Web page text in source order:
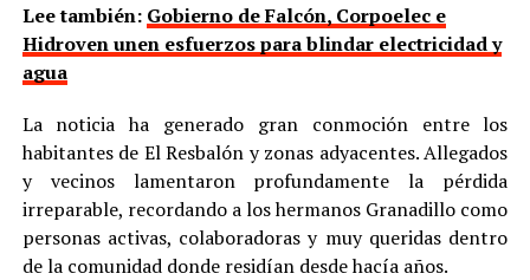
Lee también: Gobierno de Falcón, Corpoelec e
Hidroven unen esfuerzos para blindar electricidad y
agua
La noticia ha generado gran conmoción entre los
habitantes de El Resbalón y zonas adyacentes. Allegados
y vecinos lamentaron profundamente la pérdida
irreparable, recordando a los hermanos Granadillo como
personas activas, colaboradoras y muy queridas dentro
de la comunidad donde residían desde hacía años.